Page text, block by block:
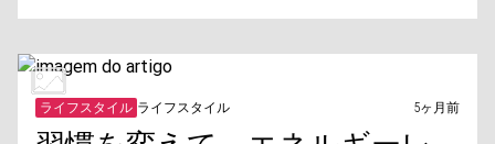
ライフスタイル ライフスタイル 5ヶ月前